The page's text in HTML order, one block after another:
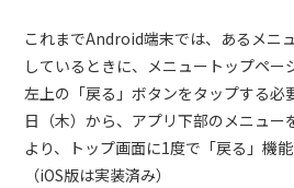
これまでAndroid端末では、あるメニ
しているときに、メニュートップペー
左上の「戻る」ボタンをタップする必
日（木）から、アプリ下部のメニュー
より、トップ画面に1度で「戻る」機
（iOS版は実装済み）